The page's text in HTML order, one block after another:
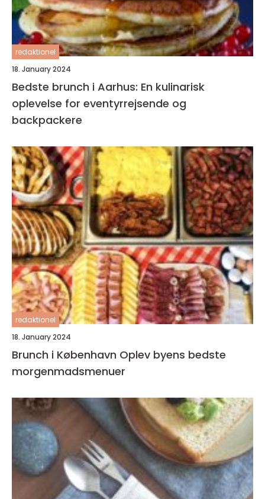
redaktionel
18. January 2024
Bedste brunch i Aarhus: En kulinarisk
oplevelse for eventyrrejsende og
backpackere
redaktionel
18. January 2024
Brunch i København Oplev byens bedste
morgenmadsmenuer